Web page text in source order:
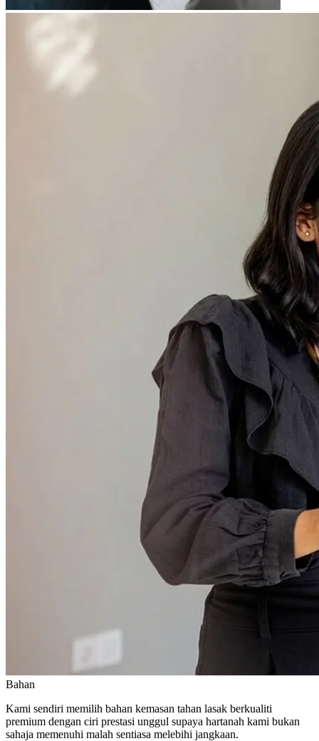
Bahan
Kami sendiri memilih bahan kemasan tahan lasak berkualiti
premium dengan ciri prestasi unggul supaya hartanah kami bukan
sahaja memenuhi malah sentiasa melebihi jangkaan.